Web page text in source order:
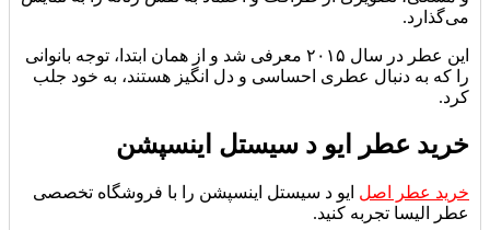
می‌گذارد.
این عطر در سال ۲۰۱۵ معرفی شد و از همان ابتدا، توجه بانوانی
را که به دنبال عطری احساسی و دل‌ انگیز هستند، به خود جلب
کرد.
خرید عطر ایو د سیستل اینسپشن
خرید عطر اصل ایو د سیستل اینسپشن را با فروشگاه تخصصی
عطر الیسا تجربه کنید.